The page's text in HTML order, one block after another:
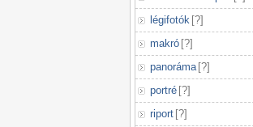
légifotók [?]
makró [?]
panoráma [?]
portré [?]
riport [?]